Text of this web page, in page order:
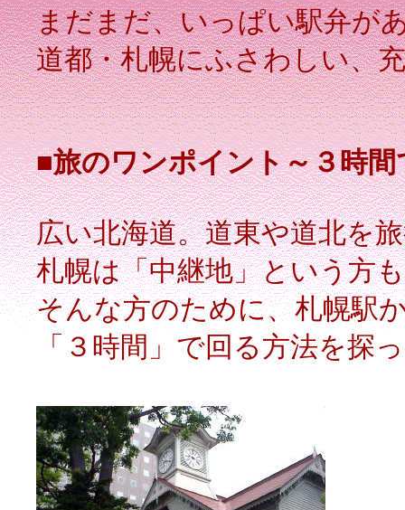
まだまだ、いっぱい駅弁が
道都・札幌にふさわしい、
■旅のワンポイント～３時
広い北海道。道東や道北を
札幌は「中継地」という方
そんな方のために、札幌駅
「３時間」で回る方法を探